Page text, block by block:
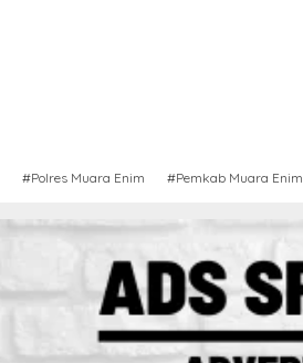
#Polres Muara Enim #Pemkab Muara Enim